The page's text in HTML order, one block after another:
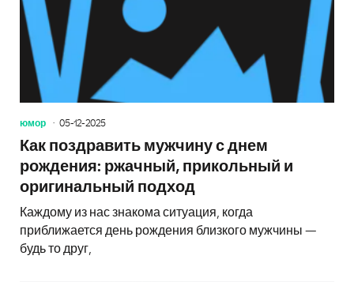
юмор 05-12-2025
Как поздравить мужчину с днем
рождения: ржачный, прикольный и
оригинальный подход
Каждому из нас знакома ситуация, когда
приближается день рождения близкого мужчины —
будь то друг,